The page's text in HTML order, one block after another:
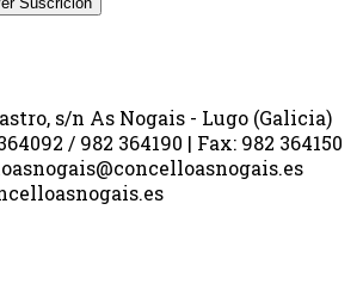
s/n As Nogais - Lugo (Galicia)
/ 982 364190 | Fax: 982 364150